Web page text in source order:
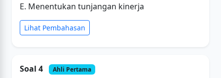
E. Menentukan tunjangan kinerja
Lihat Pembahasan
Soal 4 Ahli Pertama